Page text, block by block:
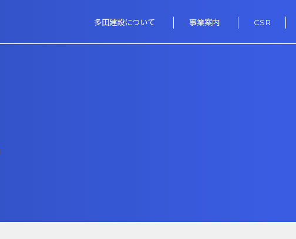
多田建設について 事業案内 CSR